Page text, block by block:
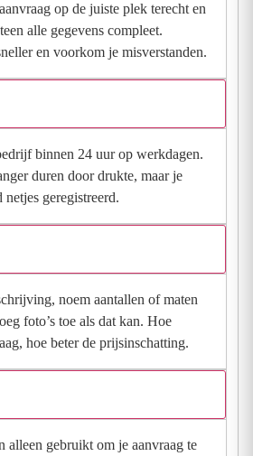
op de juiste plek terecht en
alle gegevens compleet.
en voorkom je misverstanden.
binnen 24 uur op werkdagen.
duren door drukte, maar je
geregistreerd.
noem aantallen of maten
foto’s toe als dat kan. Hoe
hoe beter de prijsinschatting.
alleen gebruikt om je aanvraag te